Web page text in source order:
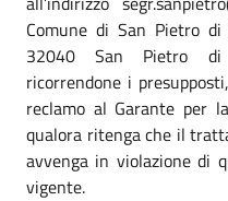
Comune di San Pietro
32040 San Pietro di
ricorrendone i
reclamo al Garante per
qualora ritenga che il
avvenga in violazione di
vigente.